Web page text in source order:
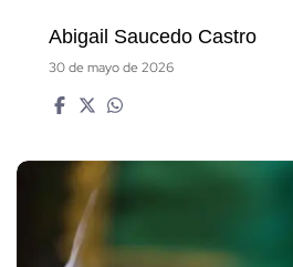
Abigail Saucedo Castro
30 de mayo de 2026